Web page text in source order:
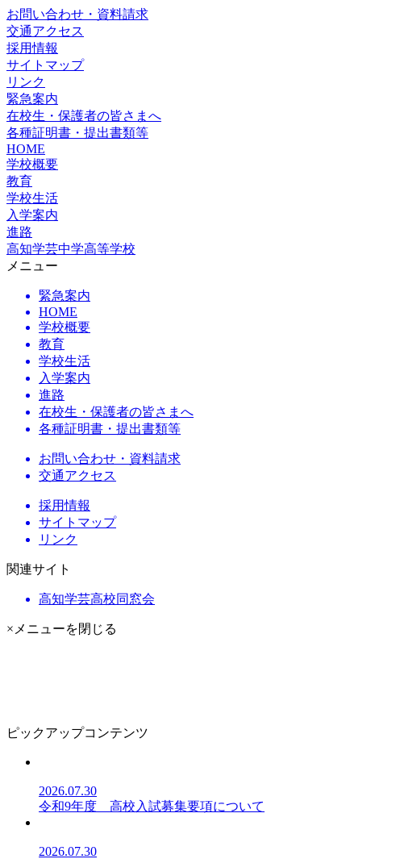
お問い合わせ・資料請求
交通アクセス
採用情報
サイトマップ
リンク
緊急案内
在校生・保護者の皆さまへ
各種証明書・提出書類等
HOME
学校概要
教育
学校生活
入学案内
進路
高知学芸中学高等学校
メニュー
緊急案内
HOME
学校概要
教育
学校生活
入学案内
進路
在校生・保護者の皆さまへ
各種証明書・提出書類等
お問い合わせ・資料請求
交通アクセス
採用情報
サイトマップ
リンク
関連サイト
高知学芸高校同窓会
×メニューを閉じる
ピックアップコンテンツ
2026.07.30
令和9年度 高校入試募集要項について
2026.07.30